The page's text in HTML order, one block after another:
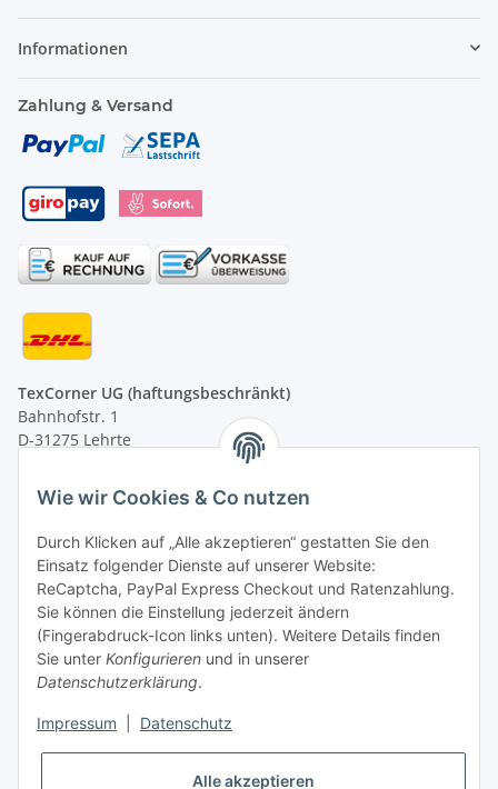
Informationen
Zahlung & Versand
TexCorner UG (haftungsbeschränkt)
Bahnhofstr. 1
D-31275 Lehrte
von 09:00 - 13:00 Uhr
Tel: +49 (0) 5132 8230689
Fax: +49 (0) 5132 8230693
E-Mail:mail@texcorner.de
Vertrag widerrufen
Wie wir Cookies & Co nutzen
Durch Klicken auf „Alle akzeptieren“ gestatten Sie den
Einsatz folgender Dienste auf unserer Website:
ReCaptcha, PayPal Express Checkout und Ratenzahlung.
Sie können die Einstellung jederzeit ändern
(Fingerabdruck-Icon links unten). Weitere Details finden
Sie unter Konfigurieren und in unserer
Datenschutzerklärung.
Impressum Datenschutz
Alle akzeptieren